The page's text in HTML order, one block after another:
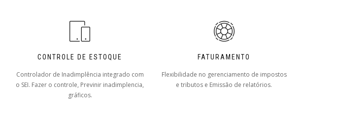
CONTROLE DE ESTOQUE
Controlador de Inadimplência integrado com
o SEI. Fazer o controle, Previnir inadimplencia,
gráficos.
FATURAMENTO
Flexibilidade no gerenciamento de impostos
e tributos e Emissão de relatórios.